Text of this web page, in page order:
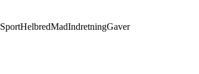
SportHelbredMadIndretningGaver